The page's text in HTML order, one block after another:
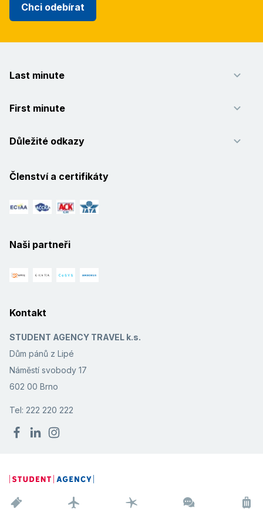
Chci odebírat
Last minute
First minute
Důležité odkazy
Členství a certifikáty
Naši partneři
Kontakt
STUDENT AGENCY TRAVEL k.s.
Dům pánů z Lipé
Náměstí svobody 17
602 00 Brno
Tel: 222 220 222